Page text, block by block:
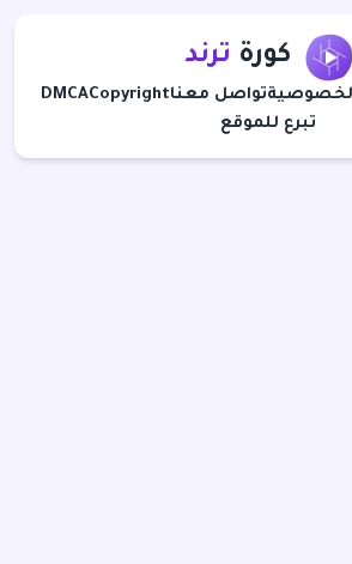
كورة ترند
تواصل معناCopyright
DMCA
تبرع للموقع